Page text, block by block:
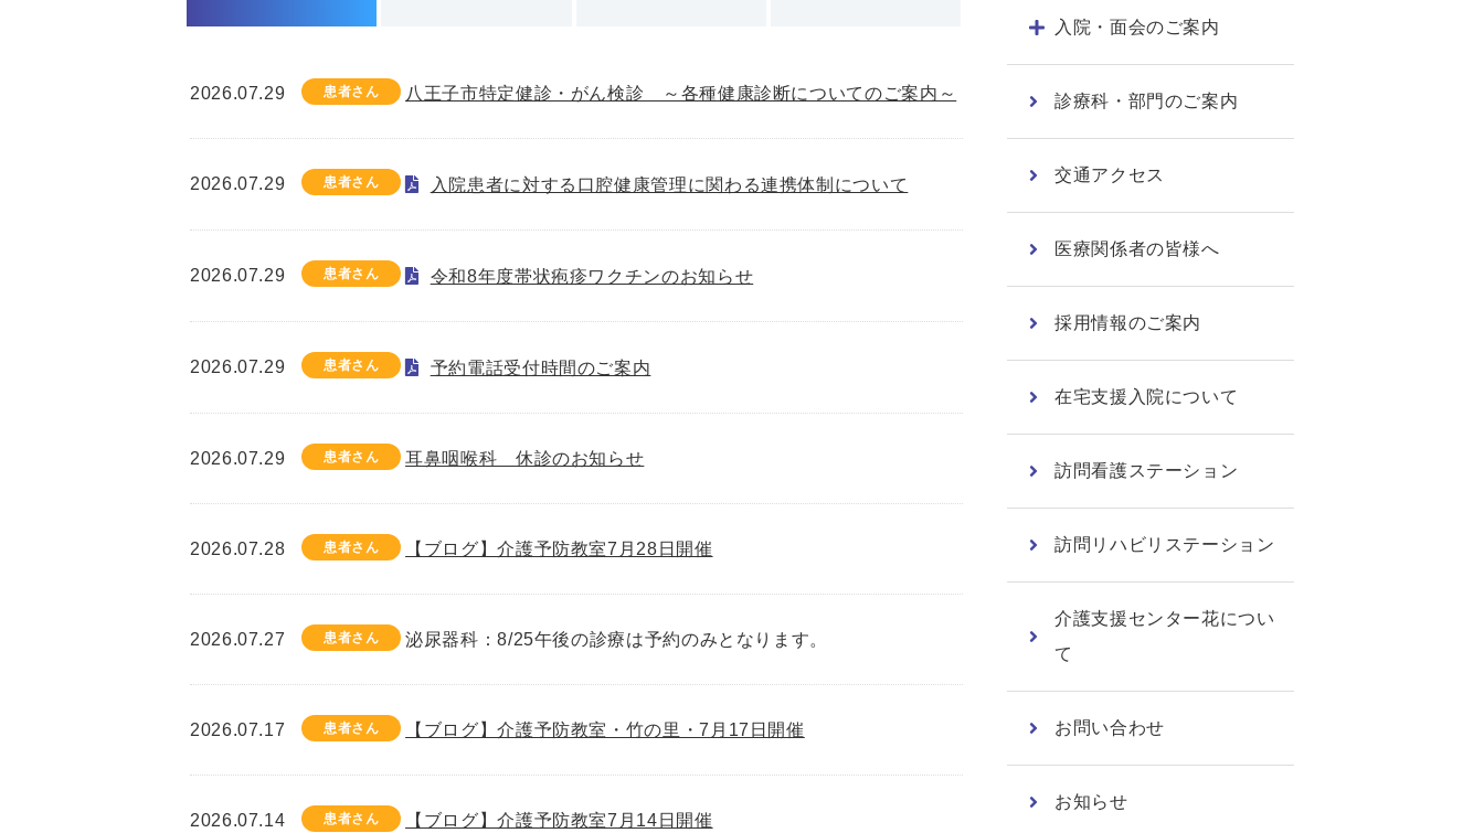
2026.07.29 患者さん 八王子市特定健診・がん検診 ～各種健康診断についてのご案内～
2026.07.29 患者さん 入院患者に対する口腔健康管理に関わる連携体制について
2026.07.29 患者さん 令和8年度帯状疱疹ワクチンのお知らせ
2026.07.29 患者さん 予約電話受付時間のご案内
2026.07.29 患者さん 耳鼻咽喉科 休診のお知らせ
2026.07.28 患者さん 【ブログ】介護予防教室7月28日開催
2026.07.27 患者さん 泌尿器科：8/25午後の診療は予約のみとなります。
2026.07.17 患者さん 【ブログ】介護予防教室・竹の里・7月17日開催
2026.07.14 患者さん 【ブログ】介護予防教室7月14日開催
入院・面会のご案内
診療科・部門のご案内
交通アクセス
医療関係者の皆様へ
採用情報のご案内
在宅支援入院について
訪問看護ステーション
訪問リハビリステーション
介護支援センター花につい
て
お問い合わせ
お知らせ